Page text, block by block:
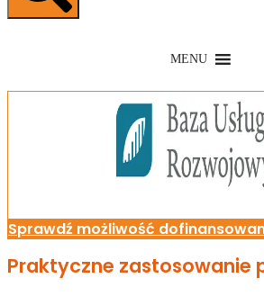
MENU
Sprawdź możliwość
Praktyczne zastosowanie